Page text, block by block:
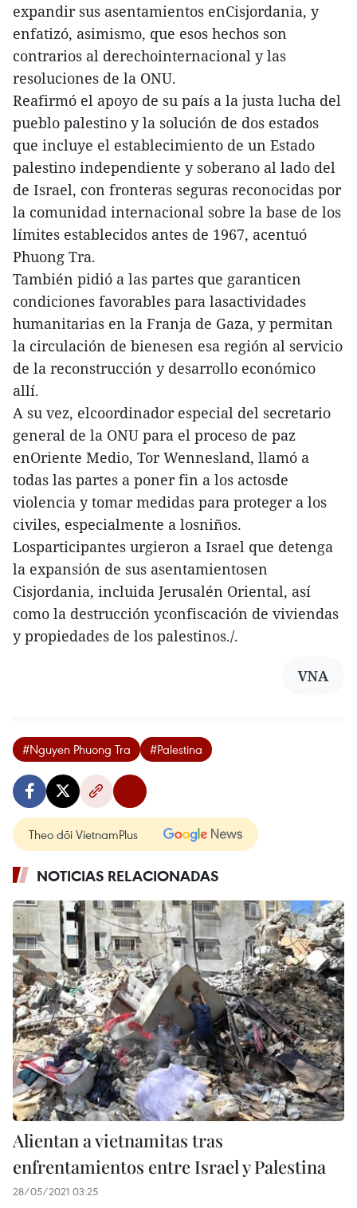
expandir sus asentamientos enCisjordania, y
enfatizó, asimismo, que esos hechos son
contrarios al derechointernacional y las
resoluciones de la ONU.
Reafirmó el apoyo de su país a la justa lucha del
pueblo palestino y la solución de dos estados
que incluye el establecimiento de un Estado
palestino independiente y soberano al lado del
de Israel, con fronteras seguras reconocidas por
la comunidad internacional sobre la base de los
límites establecidos antes de 1967, acentuó
Phuong Tra.
También pidió a las partes que garanticen
condiciones favorables para lasactividades
humanitarias en la Franja de Gaza, y permitan
la circulación de bienesen esa región al servicio
de la reconstrucción y desarrollo económico
allí.
A su vez, elcoordinador especial del secretario
general de la ONU para el proceso de paz
enOriente Medio, Tor Wennesland, llamó a
todas las partes a poner fin a los actosde
violencia y tomar medidas para proteger a los
civiles, especialmente a losniños.
Losparticipantes urgieron a Israel que detenga
la expansión de sus asentamientosen
Cisjordania, incluida Jerusalén Oriental, así
como la destrucción yconfiscación de viviendas
y propiedades de los palestinos./.
VNA
#Nguyen Phuong Tra #Palestina
Theo dõi VietnamPlus
NOTICIAS RELACIONADAS
Alientan a vietnamitas tras
enfrentamientos entre Israel y Palestina
28/05/2021 03:25